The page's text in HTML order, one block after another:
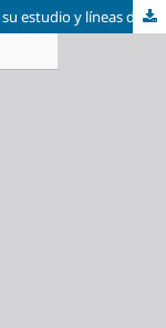
Los reales colegios de Puebla. Fuentes para su estudio y líneas de investigación